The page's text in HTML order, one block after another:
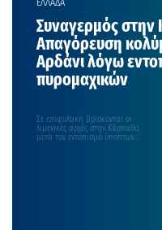
Συναγερμός
Απαγόρευση
Αρδάνι λόγω
πυρομαχικών
Σε επιφυλακή βρίσκονται οι
λιμενικές αρχές στην Κάρπαθο,
μετά τον εντοπισμό ύποπτων